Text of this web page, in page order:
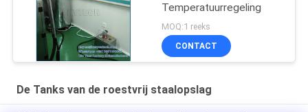
Temperatuurregeling
MOQ:1 reeks
CONTACT
De Tanks van de roestvrij staalopslag